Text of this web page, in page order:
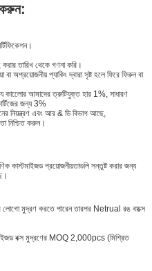
করুন:
তারিখ থেকে গণনা করি।
বা অপ্রয়োজনীয় প্যাকিং দ্বারা সৃষ্ট হলে ফিরে ফিরুন বা
কালোের আমাদের ত্রুটিযুক্ত হার 1%, সাধারণ
জন্য 3%
নিয়ন্ত্রণ এবং আর & ডি বিভাগ আছে,
নিশ্চিত করুন।
কাস্টমাইজড প্রয়োজনীয়তাগুলি সন্তুষ্ট করার জন্য
মুদ্রণ করতে পারেন তারপর Netrual রঙ বাক্সে
বক্স মুদ্রণের MOQ 2,000pcs (মিশ্রিত